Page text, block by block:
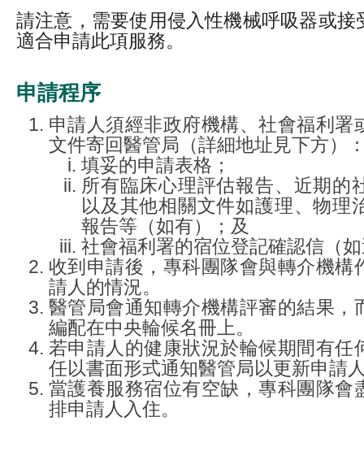
請注意，需要使用侵入性機械呼吸器或接
適合申請此項服務。
申請程序
申請人須經非政府機構、社會福利署
文件寄回醫管局（詳細地址見下方）
填妥的申請表格；
所有臨床心理評估報告、近期的
以及其他相關文件如護理、物理
報告等（如有）；及
社會福利署的宿位登記確認信（
收到申請後，專科團隊會與轉介機構
請人的情況。
醫管局會通知轉介機構評審的結果，
編配在中央輪候名冊上。
若申請人的健康狀況於輪候期間有任
任以書面形式通知醫管局以更新申請
當護養服務宿位有空缺，專科團隊會
排申請人入住。